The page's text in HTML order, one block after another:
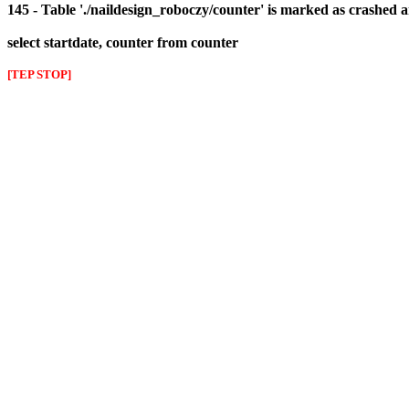
145 - Table './naildesign_roboczy/counter' is marked as crashed
select startdate, counter from counter
[TEP STOP]